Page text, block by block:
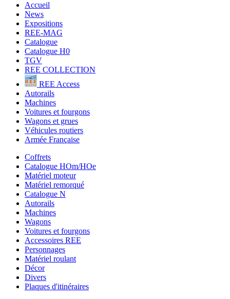
Accueil
News
Expositions
REE-MAG
Catalogue
Catalogue H0
TGV
REE COLLECTION
REE Access
Autorails
Machines
Voitures et fourgons
Wagons et grues
Véhicules routiers
Armée Française
Coffrets
Catalogue HOm/HOe
Matériel moteur
Matériel remorqué
Catalogue N
Autorails
Machines
Wagons
Voitures et fourgons
Accessoires REE
Personnages
Matériel roulant
Décor
Divers
Plaques d'itinéraires